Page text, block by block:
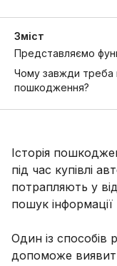
Зміст
Представляємо
Чому завжди треба
пошкодження?
Історія
під час купівлі
потрапляють у
пошук
Один із
допоможе